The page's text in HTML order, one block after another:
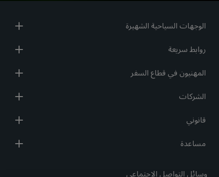
الوجهات السياحية الشهيرة
روابط سريعة
المهنيون في قطاع السفر
الشركات
قانوني
مساعدة